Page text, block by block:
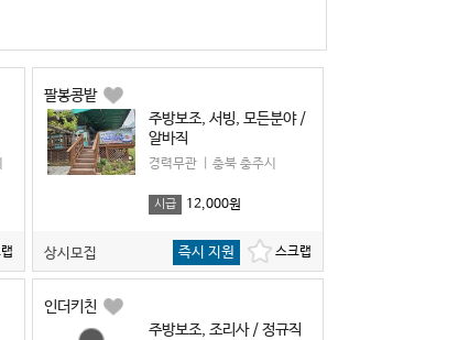
팔봉콩밭
주방보조, 서빙, 모든분야 /
알바직
경력무관 충북 충주시
시급 12,000원
상시모집 즉시 지원
인더키친
주방보조, 조리사 / 정규직